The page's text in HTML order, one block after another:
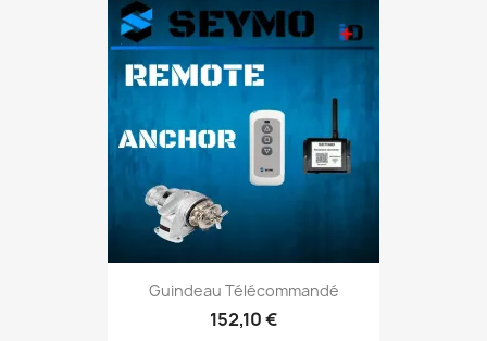
Guindeau Télécommandé
152,10 €